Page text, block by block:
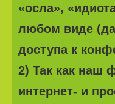
«осла»,
любом виде
доступа к
2) Так как наш
интернет- и